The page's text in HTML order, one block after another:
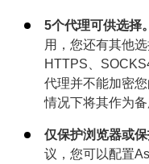
5个代理可供选择。
用，您还有其他
HTTPS、
代理并不能加密
情况下将其作为备
仅保护浏览器或保
议，您可以配置